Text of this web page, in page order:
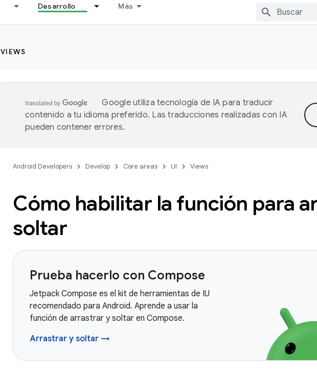
Desarrollo Más
VIEWS
Google utiliza tecnología de IA para traducir
contenido a tu idioma preferido. Las traducciones realizadas con IA
pueden contener errores.
Android Developers Develop Core areas UI Views
Cómo habilitar la función para
soltar
Prueba hacerlo con Compose
Jetpack Compose es el kit de herramientas de IU
recomendado para Android. Aprende a usar la
función de arrastrar y soltar en Compose.
Arrastrar y soltar →